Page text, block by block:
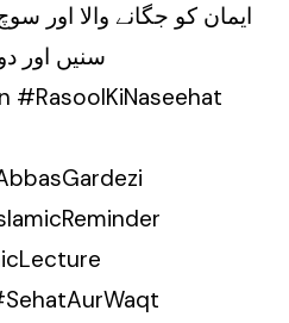
ایمان کو جگانے والا اور
سنیں اور
#RasoolKiNaseehat